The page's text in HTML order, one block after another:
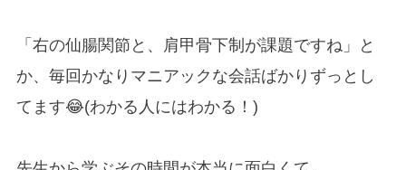
「右の仙腸関節と、肩甲骨下制が課題ですね」と
か、毎回かなりマニアックな会話ばかりずっとし
てます😂(わかる人にはわかる！)